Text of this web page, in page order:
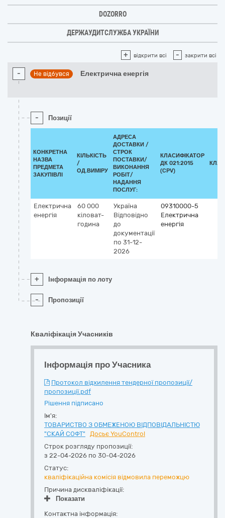
DOZORRO
ДЕРЖАУДИТСЛУЖБА УКРАЇНИ
+ відкрити всі - закрити всі
- Не відбувся Електрична енергія
- Позиції
КОНКРЕТНА
НАЗВА
ПРЕДМЕТА
ЗАКУПІВЛІ
КІЛЬКІСТЬ
/
ОД.ВИМІРУ
АДРЕСА
ДОСТАВКИ /
СТРОК
ПОСТАВКИ/
ВИКОНАННЯ
РОБІТ/
НАДАННЯ
ПОСЛУГ:
КЛАСИФІКАТОР
ДК 021:2015
(CPV)
Електрична
енергія
60 000
кіловат-
година
Україна
Відповідно
до
документації
по 31-12-
2026
09310000-5
Електрична
енергія
+ Інформація по лоту
- Пропозиції
Кваліфікація Учасників
Інформація про Учасника
Протокол відхилення тендерної пропозиції/
пропозиції.pdf
Рішення підписано
Ім'я:
ТОВАРИСТВО З ОБМЕЖЕНОЮ ВІДПОВІДАЛЬНІСТЮ
"СКАЙ СОФТ"
Досьє YouControl
Строк розгляду пропозиції:
з 22-04-2026 по 30-04-2026
Статус:
кваліфікаційна комісія відмовила переможцю
Причина дискваліфікації:
Показати
Контактна інформація: